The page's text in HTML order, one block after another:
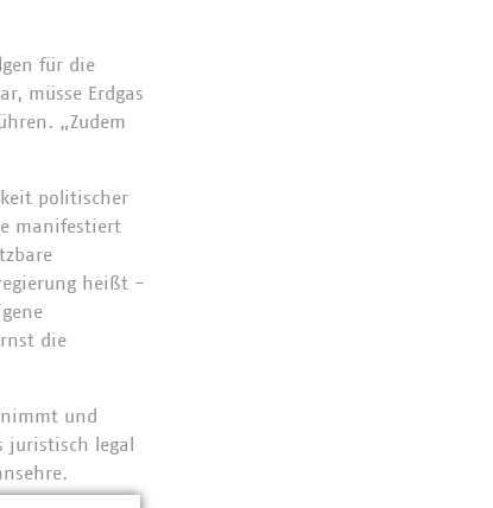
für die
müsse Erdgas
„Zudem
politischer
manifestiert
heißt -
die
und
legal